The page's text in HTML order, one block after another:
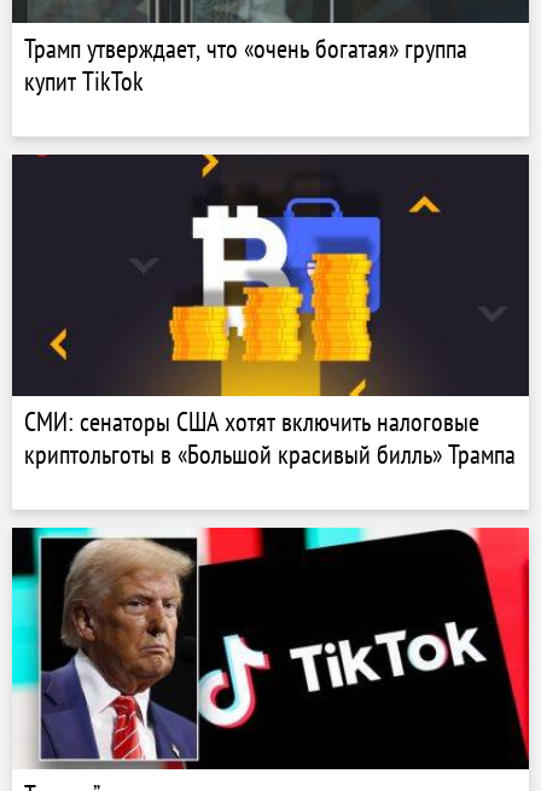
Трамп утверждает, что «очень богатая» группа
купит TikTok
СМИ: сенаторы США хотят включить налоговые
криптольготы в «Большой красивый билль» Трампа